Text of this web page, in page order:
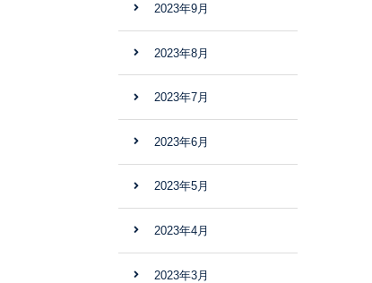
2023年9月
2023年8月
2023年7月
2023年6月
2023年5月
2023年4月
2023年3月